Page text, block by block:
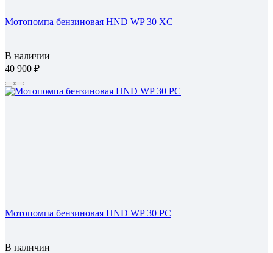
Мотопомпа бензиновая HND WP 30 XC
В наличии
40 900
Мотопомпа бензиновая HND WP 30 PC
В наличии